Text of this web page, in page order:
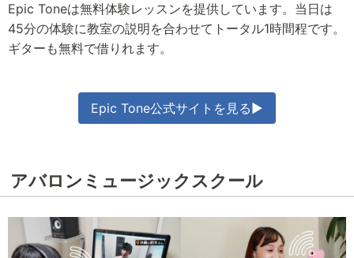
Epic Toneは無料体験レッスンを提供しています。当日は
45分の体験に教室の説明を合わせてトータル1時間程です。
ギターも無料で借りれます。
Epic Tone公式サイトを見る▶
アバロンミュージックスクール